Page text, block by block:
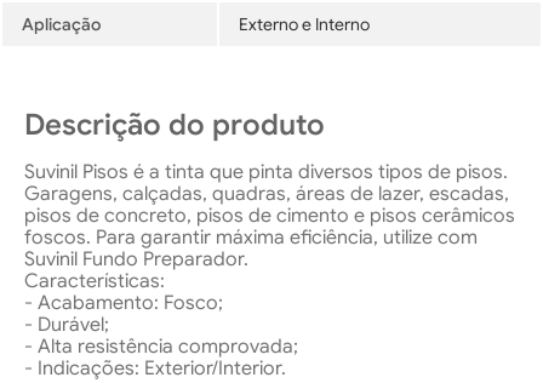
Aplicação Externo e Interno
Descrição do produto
Suvinil Pisos é a tinta que pinta diversos tipos de pisos.
Garagens, calçadas, quadras, áreas de lazer, escadas,
pisos de concreto, pisos de cimento e pisos cerâmicos
foscos. Para garantir máxima eficiência, utilize com
Suvinil Fundo Preparador.
Características:
- Acabamento: Fosco;
- Durável;
- Alta resistência comprovada;
- Indicações: Exterior/Interior.